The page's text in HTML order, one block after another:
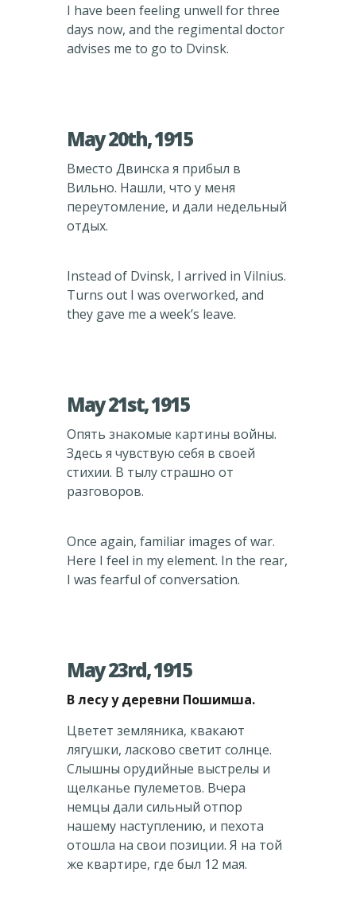
I have been feeling unwell for three
days now, and the regimental doctor
advises me to go to Dvinsk.
May 20th, 1915
Вместо Двинска я прибыл в
Вильно. Нашли, что у меня
переутомление, и дали недельный
отдых.
Instead of Dvinsk, I arrived in Vilnius.
Turns out I was overworked, and
they gave me a week’s leave.
May 21st, 1915
Опять знакомые картины войны.
Здесь я чувствую себя в своей
стихии. В тылу страшно от
разговоров.
Once again, familiar images of war.
Here I feel in my element. In the rear,
I was fearful of conversation.
May 23rd, 1915
В лесу у деревни Пошимша.
Цветет земляника, квакают
лягушки, ласково светит солнце.
Слышны орудийные выстрелы и
щелканье пулеметов. Вчера
немцы дали сильный отпор
нашему наступлению, и пехота
отошла на свои позиции. Я на той
же квартире, где был 12 мая.